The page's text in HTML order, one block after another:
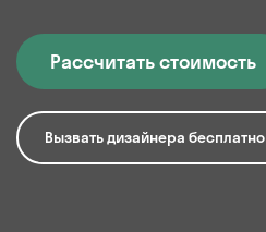
Рассчитать стоимость
Вызвать дизайнера бесплатно